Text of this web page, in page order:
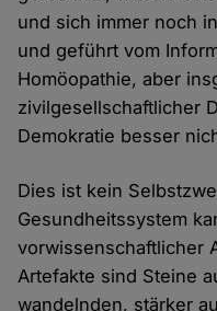
und sich immer noch
und geführt vom
Homöopathie, aber
zivilgesellschaftlicher
Demokratie besser
Dies ist kein
Gesundheitssystem
vorwissenschaftlicher
Artefakte sind Steine
wandelnden, stärker